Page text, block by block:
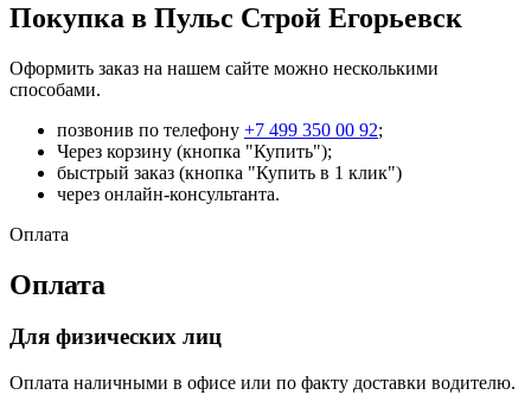
Покупка в Пульс Строй Егорьевск
Оформить заказ на нашем сайте можно несколькими
способами.
позвонив по телефону +7 499 350 00 92;
Через корзину (кнопка "Купить");
быстрый заказ (кнопка "Купить в 1 клик")
через онлайн-консультанта.
Оплата
Оплата
Для физических лиц
Оплата наличными в офисе или по факту доставки водителю.